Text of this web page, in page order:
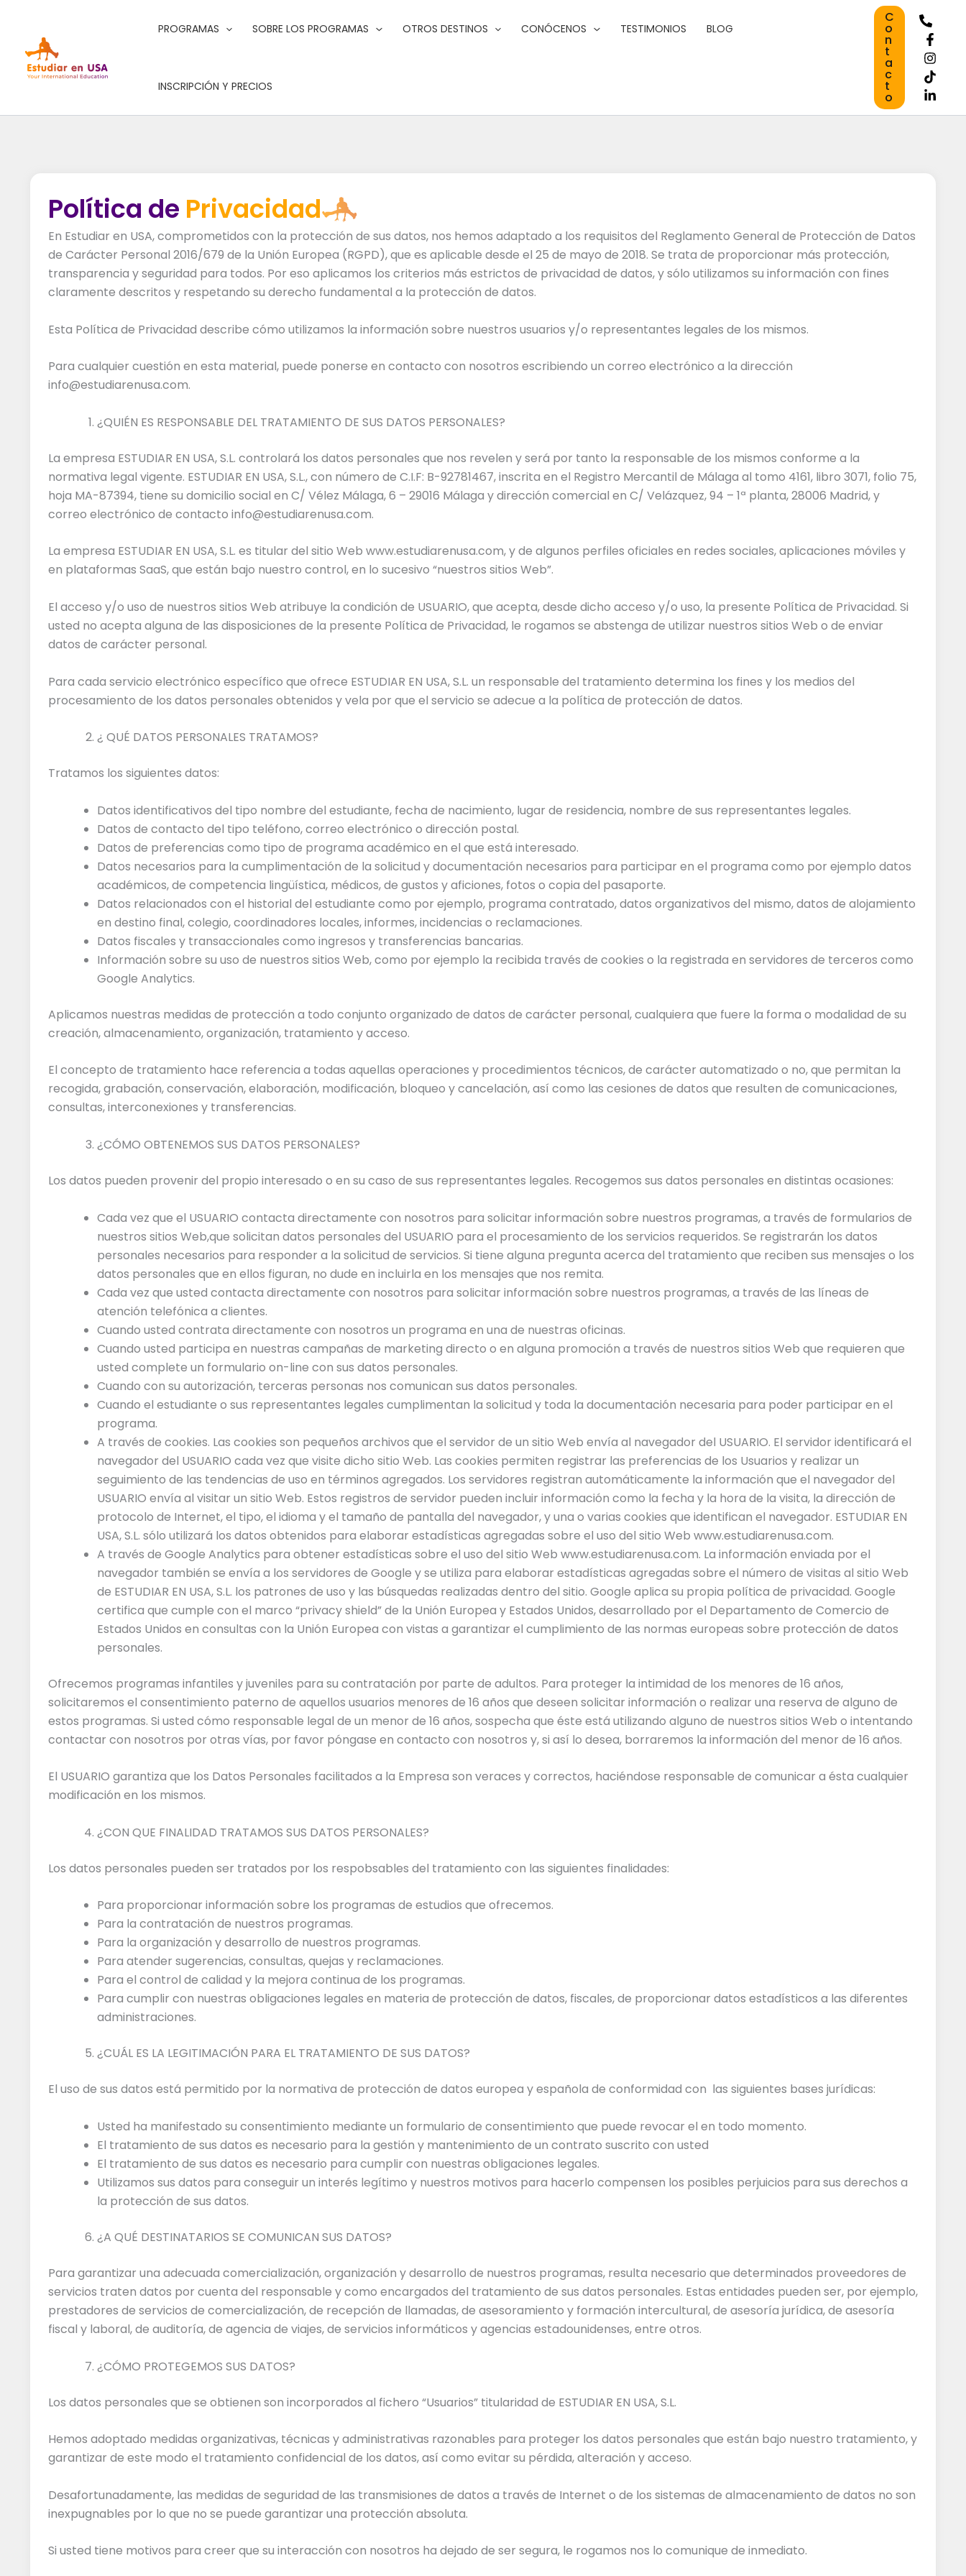
contenido
PROGRAMAS SOBRE LOS PROGRAMAS OTROS DESTINOS CONÓCENOS TESTIMONIOS BLOG
INSCRIPCIÓN Y PRECIOS
C
o
n
t
a
c
t
o
Política de Privacidad
En Estudiar en USA, comprometidos con la protección de sus datos, nos hemos adaptado a los requisitos del Reglamento General de Protección de Datos
de Carácter Personal 2016/679 de la Unión Europea (RGPD), que es aplicable desde el 25 de mayo de 2018. Se trata de proporcionar más protección,
transparencia y seguridad para todos. Por eso aplicamos los criterios más estrictos de privacidad de datos, y sólo utilizamos su información con fines
claramente descritos y respetando su derecho fundamental a la protección de datos.
Esta Política de Privacidad describe cómo utilizamos la información sobre nuestros usuarios y/o representantes legales de los mismos.
Para cualquier cuestión en esta material, puede ponerse en contacto con nosotros escribiendo un correo electrónico a la dirección
info@estudiarenusa.com.
¿QUIÉN ES RESPONSABLE DEL TRATAMIENTO DE SUS DATOS PERSONALES?
La empresa ESTUDIAR EN USA, S.L. controlará los datos personales que nos revelen y será por tanto la responsable de los mismos conforme a la
normativa legal vigente. ESTUDIAR EN USA, S.L., con número de C.I.F: B-92781467, inscrita en el Registro Mercantil de Málaga al tomo 4161, libro 3071, folio 75,
hoja MA-87394, tiene su domicilio social en C/ Vélez Málaga, 6 – 29016 Málaga y dirección comercial en C/ Velázquez, 94 – 1ª planta, 28006 Madrid, y
correo electrónico de contacto info@estudiarenusa.com.
La empresa ESTUDIAR EN USA, S.L. es titular del sitio Web www.estudiarenusa.com, y de algunos perfiles oficiales en redes sociales, aplicaciones móviles y
en plataformas SaaS, que están bajo nuestro control, en lo sucesivo “nuestros sitios Web”.
El acceso y/o uso de nuestros sitios Web atribuye la condición de USUARIO, que acepta, desde dicho acceso y/o uso, la presente Política de Privacidad. Si
usted no acepta alguna de las disposiciones de la presente Política de Privacidad, le rogamos se abstenga de utilizar nuestros sitios Web o de enviar
datos de carácter personal.
Para cada servicio electrónico específico que ofrece ESTUDIAR EN USA, S.L. un responsable del tratamiento determina los fines y los medios del
procesamiento de los datos personales obtenidos y vela por que el servicio se adecue a la política de protección de datos.
¿ QUÉ DATOS PERSONALES TRATAMOS?
Tratamos los siguientes datos:
Datos identificativos del tipo nombre del estudiante, fecha de nacimiento, lugar de residencia, nombre de sus representantes legales.
Datos de contacto del tipo teléfono, correo electrónico o dirección postal.
Datos de preferencias como tipo de programa académico en el que está interesado.
Datos necesarios para la cumplimentación de la solicitud y documentación necesarios para participar en el programa como por ejemplo datos
académicos, de competencia lingüística, médicos, de gustos y aficiones, fotos o copia del pasaporte.
Datos relacionados con el historial del estudiante como por ejemplo, programa contratado, datos organizativos del mismo, datos de alojamiento
en destino final, colegio, coordinadores locales, informes, incidencias o reclamaciones.
Datos fiscales y transaccionales como ingresos y transferencias bancarias.
Información sobre su uso de nuestros sitios Web, como por ejemplo la recibida través de cookies o la registrada en servidores de terceros como
Google Analytics.
Aplicamos nuestras medidas de protección a todo conjunto organizado de datos de carácter personal, cualquiera que fuere la forma o modalidad de su
creación, almacenamiento, organización, tratamiento y acceso.
El concepto de tratamiento hace referencia a todas aquellas operaciones y procedimientos técnicos, de carácter automatizado o no, que permitan la
recogida, grabación, conservación, elaboración, modificación, bloqueo y cancelación, así como las cesiones de datos que resulten de comunicaciones,
consultas, interconexiones y transferencias.
¿CÓMO OBTENEMOS SUS DATOS PERSONALES?
Los datos pueden provenir del propio interesado o en su caso de sus representantes legales. Recogemos sus datos personales en distintas ocasiones:
Cada vez que el USUARIO contacta directamente con nosotros para solicitar información sobre nuestros programas, a través de formularios de
nuestros sitios Web,que solicitan datos personales del USUARIO para el procesamiento de los servicios requeridos. Se registrarán los datos
personales necesarios para responder a la solicitud de servicios. Si tiene alguna pregunta acerca del tratamiento que reciben sus mensajes o los
datos personales que en ellos figuran, no dude en incluirla en los mensajes que nos remita.
Cada vez que usted contacta directamente con nosotros para solicitar información sobre nuestros programas, a través de las líneas de
atención telefónica a clientes.
Cuando usted contrata directamente con nosotros un programa en una de nuestras oficinas.
Cuando usted participa en nuestras campañas de marketing directo o en alguna promoción a través de nuestros sitios Web que requieren que
usted complete un formulario on-line con sus datos personales.
Cuando con su autorización, terceras personas nos comunican sus datos personales.
Cuando el estudiante o sus representantes legales cumplimentan la solicitud y toda la documentación necesaria para poder participar en el
programa.
A través de cookies. Las cookies son pequeños archivos que el servidor de un sitio Web envía al navegador del USUARIO. El servidor identificará el
navegador del USUARIO cada vez que visite dicho sitio Web. Las cookies permiten registrar las preferencias de los Usuarios y realizar un
seguimiento de las tendencias de uso en términos agregados. Los servidores registran automáticamente la información que el navegador del
USUARIO envía al visitar un sitio Web. Estos registros de servidor pueden incluir información como la fecha y la hora de la visita, la dirección de
protocolo de Internet, el tipo, el idioma y el tamaño de pantalla del navegador, y una o varias cookies que identifican el navegador. ESTUDIAR EN
USA, S.L. sólo utilizará los datos obtenidos para elaborar estadísticas agregadas sobre el uso del sitio Web www.estudiarenusa.com.
A través de Google Analytics para obtener estadísticas sobre el uso del sitio Web www.estudiarenusa.com. La información enviada por el
navegador también se envía a los servidores de Google y se utiliza para elaborar estadísticas agregadas sobre el número de visitas al sitio Web
de ESTUDIAR EN USA, S.L. los patrones de uso y las búsquedas realizadas dentro del sitio. Google aplica su propia política de privacidad. Google
certifica que cumple con el marco “privacy shield” de la Unión Europea y Estados Unidos, desarrollado por el Departamento de Comercio de
Estados Unidos en consultas con la Unión Europea con vistas a garantizar el cumplimiento de las normas europeas sobre protección de datos
personales.
Ofrecemos programas infantiles y juveniles para su contratación por parte de adultos. Para proteger la intimidad de los menores de 16 años,
solicitaremos el consentimiento paterno de aquellos usuarios menores de 16 años que deseen solicitar información o realizar una reserva de alguno de
estos programas. Si usted cómo responsable legal de un menor de 16 años, sospecha que éste está utilizando alguno de nuestros sitios Web o intentando
contactar con nosotros por otras vías, por favor póngase en contacto con nosotros y, si así lo desea, borraremos la información del menor de 16 años.
El USUARIO garantiza que los Datos Personales facilitados a la Empresa son veraces y correctos, haciéndose responsable de comunicar a ésta cualquier
modificación en los mismos.
¿CON QUE FINALIDAD TRATAMOS SUS DATOS PERSONALES?
Los datos personales pueden ser tratados por los respobsables del tratamiento con las siguientes finalidades:
Para proporcionar información sobre los programas de estudios que ofrecemos.
Para la contratación de nuestros programas.
Para la organización y desarrollo de nuestros programas.
Para atender sugerencias, consultas, quejas y reclamaciones.
Para el control de calidad y la mejora continua de los programas.
Para cumplir con nuestras obligaciones legales en materia de protección de datos, fiscales, de proporcionar datos estadísticos a las diferentes
administraciones.
¿CUÁL ES LA LEGITIMACIÓN PARA EL TRATAMIENTO DE SUS DATOS?
El uso de sus datos está permitido por la normativa de protección de datos europea y española de conformidad con las siguientes bases jurídicas:
Usted ha manifestado su consentimiento mediante un formulario de consentimiento que puede revocar el en todo momento.
El tratamiento de sus datos es necesario para la gestión y mantenimiento de un contrato suscrito con usted
El tratamiento de sus datos es necesario para cumplir con nuestras obligaciones legales.
Utilizamos sus datos para conseguir un interés legítimo y nuestros motivos para hacerlo compensen los posibles perjuicios para sus derechos a
la protección de sus datos.
¿A QUÉ DESTINATARIOS SE COMUNICAN SUS DATOS?
Para garantizar una adecuada comercialización, organización y desarrollo de nuestros programas, resulta necesario que determinados proveedores de
servicios traten datos por cuenta del responsable y como encargados del tratamiento de sus datos personales. Estas entidades pueden ser, por ejemplo,
prestadores de servicios de comercialización, de recepción de llamadas, de asesoramiento y formación intercultural, de asesoría jurídica, de asesoría
fiscal y laboral, de auditoría, de agencia de viajes, de servicios informáticos y agencias estadounidenses, entre otros.
¿CÓMO PROTEGEMOS SUS DATOS?
Los datos personales que se obtienen son incorporados al fichero “Usuarios” titularidad de ESTUDIAR EN USA, S.L.
Hemos adoptado medidas organizativas, técnicas y administrativas razonables para proteger los datos personales que están bajo nuestro tratamiento, y
garantizar de este modo el tratamiento confidencial de los datos, así como evitar su pérdida, alteración y acceso.
Desafortunadamente, las medidas de seguridad de las transmisiones de datos a través de Internet o de los sistemas de almacenamiento de datos no son
inexpugnables por lo que no se puede garantizar una protección absoluta.
Si usted tiene motivos para creer que su interacción con nosotros ha dejado de ser segura, le rogamos nos lo comunique de inmediato.